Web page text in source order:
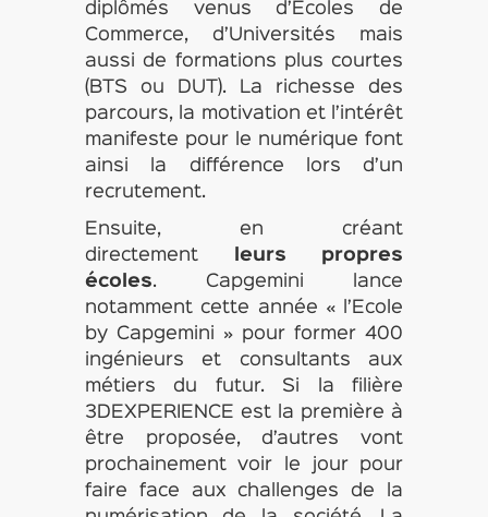
diplômés venus d’Ecoles de
Commerce, d’Universités mais
aussi de formations plus courtes
(BTS ou DUT). La richesse des
parcours, la motivation et l’intérêt
manifeste pour le numérique font
ainsi la différence lors d’un
recrutement.
Ensuite, en créant
directement
leurs propres
écoles. Capgemini lance
notamment cette année « l’Ecole
by Capgemini » pour former 400
ingénieurs et consultants aux
métiers du futur. Si la filière
3DEXPERIENCE est la première à
être proposée, d’autres vont
prochainement voir le jour pour
faire face aux challenges de la